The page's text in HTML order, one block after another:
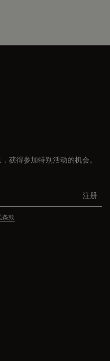
获得参加特别活动的机会。
注册
条款